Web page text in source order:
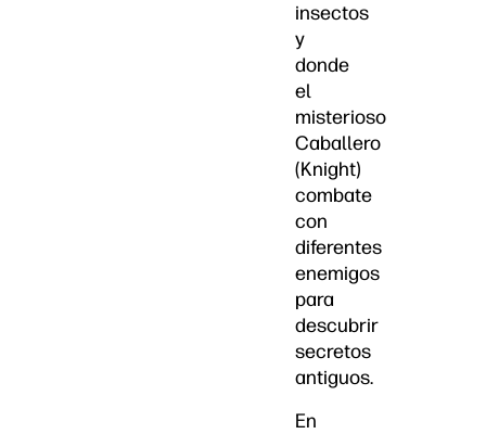
insectos
y
donde
el
misterioso
Caballero
(Knight)
combate
con
diferentes
enemigos
para
descubrir
secretos
antiguos.
En